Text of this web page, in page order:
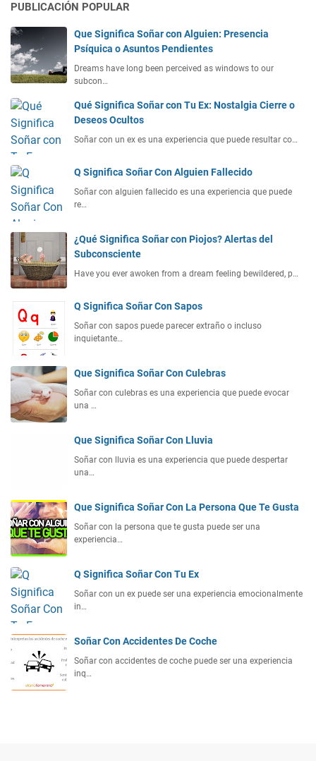
PUBLICACIÓN POPULAR
Que Significa Soñar con Alguien: Presencia
Psíquica o Asuntos Pendientes
Dreams have long been perceived as windows to our
subcon…
Qué Significa Soñar con Tu Ex: Nostalgia Cierre o
Deseos Ocultos
Soñar con un ex es una experiencia que puede resultar co…
Q Significa Soñar Con Alguien Fallecido
Soñar con alguien fallecido es una experiencia que puede
re…
¿Qué Significa Soñar con Piojos? Alertas del
Subconsciente
Have you ever awoken from a dream feeling bewildered, p…
Q Significa Soñar Con Sapos
Soñar con sapos puede parecer extraño o incluso
inquietante…
Que Significa Soñar Con Culebras
Soñar con culebras es una experiencia que puede evocar
una …
Que Significa Soñar Con Lluvia
Soñar con lluvia es una experiencia que puede despertar
una…
Que Significa Soñar Con La Persona Que Te Gusta
Soñar con la persona que te gusta puede ser una
experiencia…
Q Significa Soñar Con Tu Ex
Soñar con un ex puede ser una experiencia emocionalmente
in…
Soñar Con Accidentes De Coche
Soñar con accidentes de coche puede ser una experiencia
inq…